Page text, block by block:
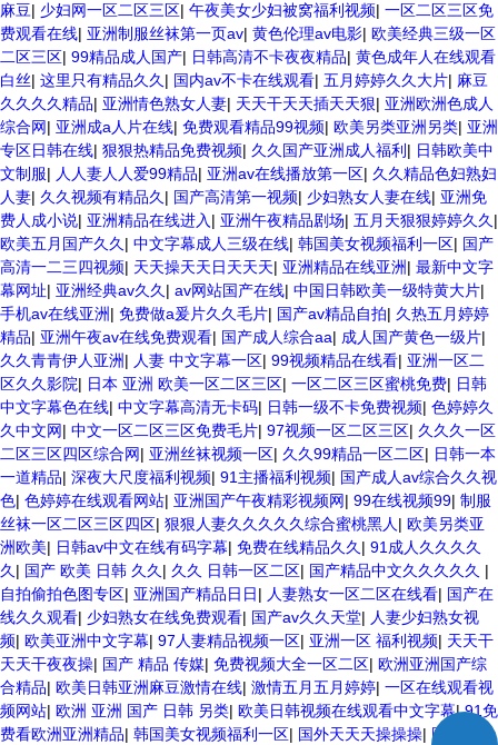
麻豆| 少妇网一区二区三区| 午夜美女少妇被窝福利视频| 一区二区三区免
费观看在线| 亚洲制服丝袜第一页av| 黄色伦理av电影| 欧美经典三级一区
二区三区| 99精品成人国产| 日韩高清不卡夜夜精品| 黄色成年人在线观看
白丝| 这里只有精品久久 | 国内av不卡在线观看| 五月婷婷久久大片| 麻豆
久久久久精品| 亚洲情色熟女人妻| 天天干天天插天天狠| 亚洲欧洲色成人
综合网| 亚洲成a人片在线| 免费观看精品99视频| 欧美另类亚洲另类| 亚洲
专区日韩在线| 狠狠热精品免费视频| 久久国产亚洲成人福利 | 日韩欧美中
文制服| 人人妻人人爱99精品| 亚洲av在线播放第一区| 久久精品色妇熟妇
人妻| 久久视频有精品久 | 国产高清第一视频| 少妇熟女人妻在线| 亚洲免
费人成小说| 亚洲精品在线进入 | 亚洲午夜精品剧场| 五月天狠狠婷婷久久 |
欧美五月国产久久 | 中文字幕成人三级在线| 韩国美女视频福利一区| 国产
高清一二三四视频| 天天操天天日天天天| 亚洲精品在线亚洲| 最新中文字
幕网址| 亚洲经典av久久 | av网站国产在线| 中国日韩欧美一级特黄大片|
手机av在线亚洲| 免费做a爰片久久毛片| 国产av精品自拍| 久热五月婷婷
精品| 亚洲午夜av在线免费观看| 国产成人综合aa| 成人国产黄色一级片|
久久青青伊人亚洲| 人妻 中文字幕一区| 99视频精品在线看| 亚洲一区二
区久久影院| 日本 亚洲 欧美一区二区三区| 一区二区三区蜜桃免费| 日韩
中文字幕色在线| 中文字幕高清无卡码| 日韩一级不卡免费视频| 色婷婷久
久中文网| 中文一区二区三区免费毛片| 97视频一区二区三区| 久久久一区
二区三区四区综合网| 亚洲丝袜视频一区| 久久99精品一区二区| 日韩一本
一道精品| 深夜大尺度福利视频| 91主播福利视频| 国产成人av综合久久视
色| 色婷婷在线观看网站| 亚洲国产午夜精彩视频网| 99在线视频99| 制服
丝袜一区二区三区四区| 狠狠人妻久久久久久综合蜜桃黑人 | 欧美另类亚
洲欧美| 日韩av中文在线有码字幕| 免费在线精品久久 | 91成人久久久久
久 | 国产 欧美 日韩 久久 | 久久 日韩一区二区| 国产精品中文久久久久久 |
自拍偷拍色图专区| 亚洲国产精品日日| 人妻熟女一区二区在线看| 国产在
线久久观看| 少妇熟女在线免费观看| 国产av久久天堂| 人妻少妇熟女视
频| 欧美亚洲中文字幕| 97人妻精品视频一区| 亚洲一区 福利视频| 天天干
天天干夜夜操| 国产 精品 传媒| 免费视频大全一区二区| 欧洲亚洲国产综
合精品| 欧美日韩亚洲麻豆激情在线| 激情五月五月婷婷| 一区在线观看视
频网站| 欧洲 亚洲 国产 日韩 另类| 欧美日韩视频在线观看中文字幕|91免
费看欧洲亚洲精品| 韩国美女视频福利一区| 国外天天天操操操| 国产精品